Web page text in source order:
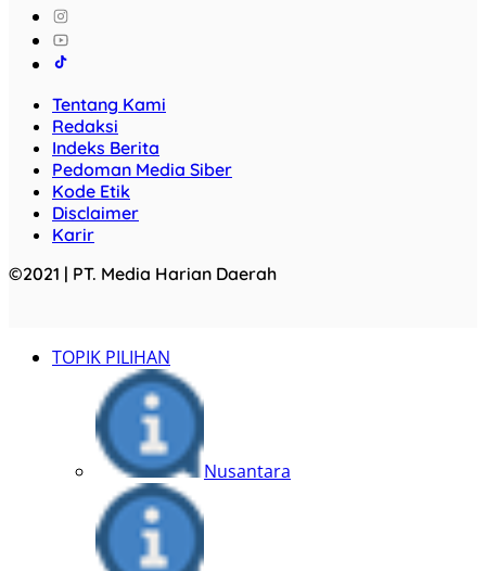
Tentang Kami
Redaksi
Indeks Berita
Pedoman Media Siber
Kode Etik
Disclaimer
Karir
©2021 | PT. Media Harian Daerah
TOPIK PILIHAN
Nusantara